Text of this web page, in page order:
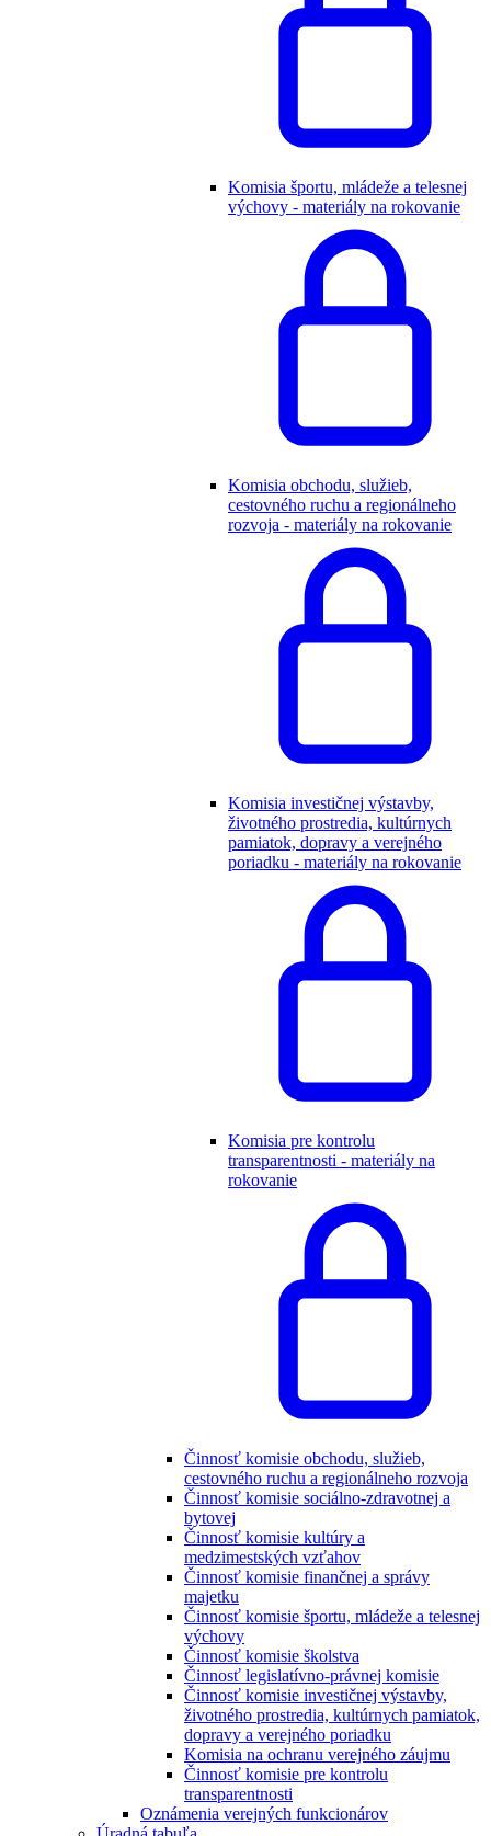
Komisia športu, mládeže a telesnej
výchovy - materiály na rokovanie
Komisia obchodu, služieb,
cestovného ruchu a regionálneho
rozvoja - materiály na rokovanie
Komisia investičnej výstavby,
životného prostredia, kultúrnych
pamiatok, dopravy a verejného
poriadku - materiály na rokovanie
Komisia pre kontrolu
transparentnosti - materiály na
rokovanie
Činnosť komisie obchodu, služieb,
cestovného ruchu a regionálneho rozvoja
Činnosť komisie sociálno-zdravotnej a
bytovej
Činnosť komisie kultúry a
medzimestských vzťahov
Činnosť komisie finančnej a správy
majetku
Činnosť komisie športu, mládeže a telesnej
výchovy
Činnosť komisie školstva
Činnosť legislatívno-právnej komisie
Činnosť komisie investičnej výstavby,
životného prostredia, kultúrnych pamiatok,
dopravy a verejného poriadku
Komisia na ochranu verejného záujmu
Činnosť komisie pre kontrolu
transparentnosti
Oznámenia verejných funkcionárov